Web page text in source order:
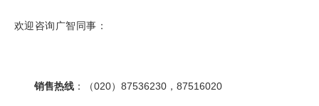
欢迎咨询广智同事：
销售热线 ：（020）87536230，87516020